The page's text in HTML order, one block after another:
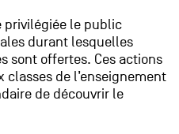
privilégiée le public
durant lesquelles
sont offertes. Ces actions
de l’enseignement
de découvrir le